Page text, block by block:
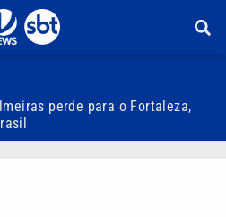
perde para o Fortaleza,